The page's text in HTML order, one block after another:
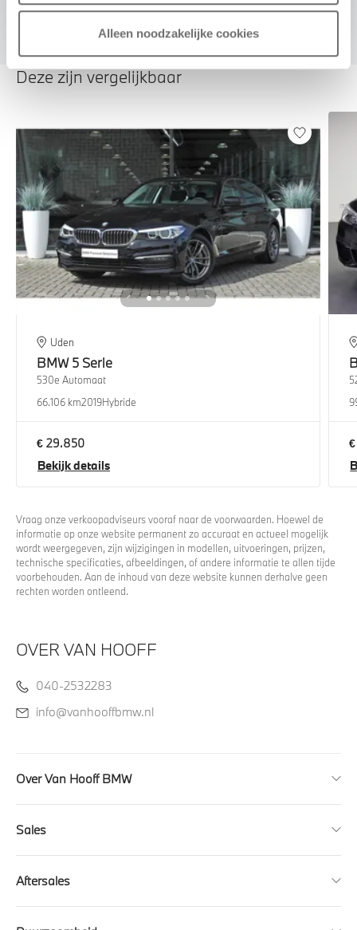
Alleen noodzakelijke cookies
Deze zijn vergelijkbaar
Uden
BMW 5 Serie
530e Automaat
66.106 km2019Hybride
€ 29.850
Bekijk details
Vraag onze verkoopadviseurs vooraf naar de voorwaarden. Hoewel de
informatie op onze website permanent zo accuraat en actueel mogelijk
wordt weergegeven, zijn wijzigingen in modellen, uitvoeringen, prijzen,
technische specificaties, afbeeldingen, of andere informatie te allen tijde
voorbehouden. Aan de inhoud van deze website kunnen derhalve geen
rechten worden ontleend.
OVER VAN HOOFF
040-2532283
info@vanhooffbmw.nl
Over Van Hooff BMW
Sales
Aftersales